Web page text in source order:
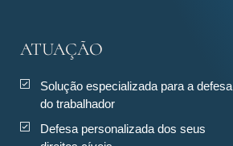
ATUAÇÃO
Solução especializada para a defesa
do trabalhador
Defesa personalizada dos seus